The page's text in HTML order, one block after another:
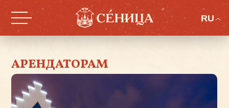
RU
АРЕНДАТОРАМ